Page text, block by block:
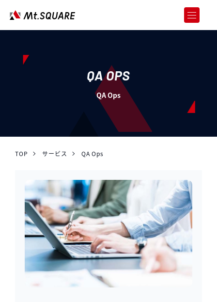
QA OPS
QA Ops
TOP サービス QA Ops
SERVICES
サービス
採用情報
ニュース＆リリース
お問い合わせ
資料ダウンロード